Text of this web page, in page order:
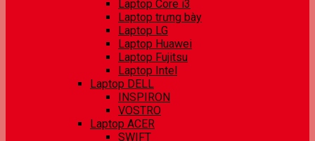
Laptop Core i3
Laptop trưng bày
Laptop LG
Laptop Huawei
Laptop Fujitsu
Laptop Intel
Laptop DELL
INSPIRON
VOSTRO
Laptop ACER
SWIFT